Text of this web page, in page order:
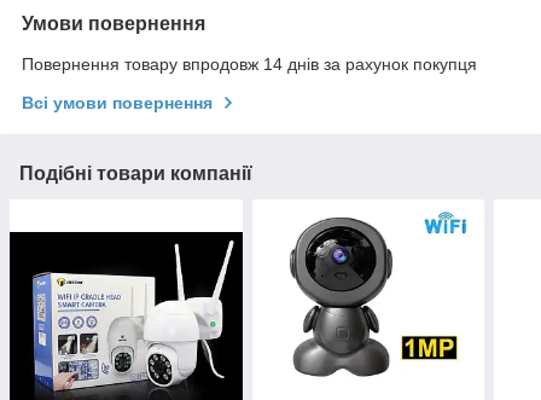
Умови повернення
Повернення товару впродовж 14 днів за рахунок покупця
Всі умови повернення
Подібні товари компанії